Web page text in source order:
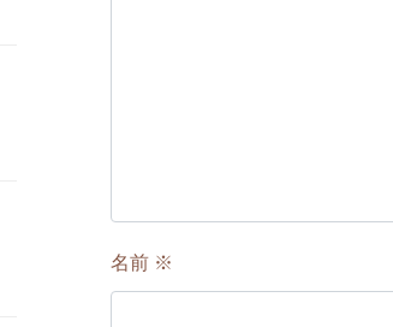
名前 ※